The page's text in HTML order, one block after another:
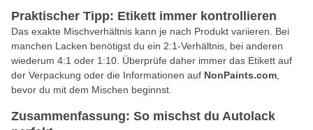
Praktischer Tipp: Etikett immer kontrollieren
Das exakte Mischverhältnis kann je nach Produkt variieren. Bei
manchen Lacken benötigst du ein 2:1-Verhältnis, bei anderen
wiederum 4:1 oder 1:10. Überprüfe daher immer das Etikett auf
der Verpackung oder die Informationen auf NonPaints.com
bevor du mit dem Mischen beginnst.
Zusammenfassung: So mischst du Autolack